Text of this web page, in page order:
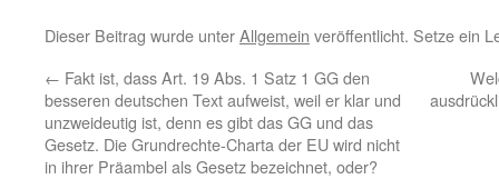
Dieser Beitrag wurde unterAllgemein veröffentlicht. Setze ein
← Fakt ist, dass Art. 19 Abs. 1 Satz 1 GG den
besseren deutschen Text aufweist, weil er klar und
unzweideutig ist, denn es gibt das GG und das
Gesetz. Die Grundrechte-Charta der EU wird nicht
in ihrer Präambel als Gesetz bezeichnet, oder?